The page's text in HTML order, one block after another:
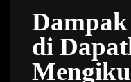
di